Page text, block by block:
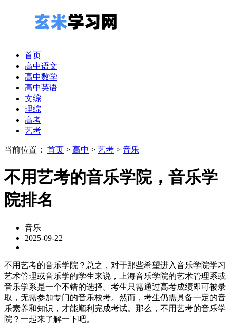
首页
高中语文
高中数学
高中英语
文综
理综
高考
艺考
当前位置： 首页 > 高中 > 艺考 > 音乐
不用艺考的音乐学院，音乐学
院排名
音乐
2025-09-22
不用艺考的音乐学院？总之，对于那些希望进入音乐学院学习
艺术管理或音乐学的学生来说，上海音乐学院的艺术管理系或
音乐学系是一个不错的选择。考生只需通过高考成绩即可被录
取，无需参加专门的音乐校考。然而，考生仍需具备一定的音
乐素养和知识，才能顺利完成考试。那么，不用艺考的音乐学
院？一起来了解一下吧。